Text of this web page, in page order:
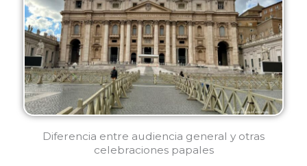
Diferencia entre audiencia general y otras
celebraciones papales